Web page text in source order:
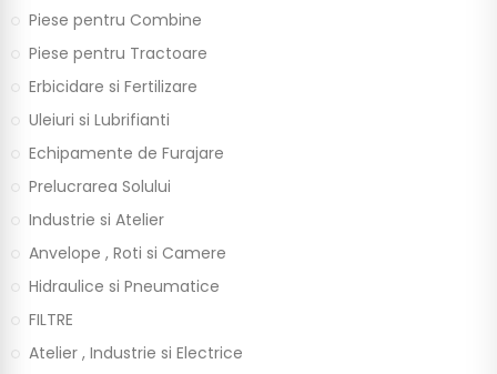
Piese pentru Combine
Piese pentru Tractoare
Erbicidare si Fertilizare
Uleiuri si Lubrifianti
Echipamente de Furajare
Prelucrarea Solului
Industrie si Atelier
Anvelope , Roti si Camere
Hidraulice si Pneumatice
FILTRE
Atelier , Industrie si Electrice